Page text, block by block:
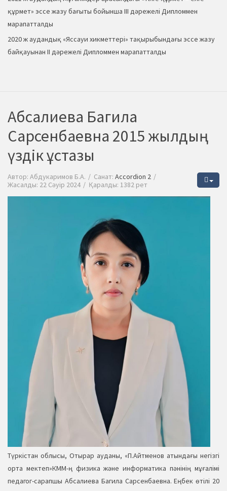
құрмет» эссе жазу бағыты бойынша ІІІ дәрежелі Дипломмен
марапатталды
2020 ж аудандық «Яссауи хикметтері» тақырыбындағы эссе жазу
байқауынан ІІ дәрежелі Дипломмен марапатталды
Абсалиева Багила
Сарсенбаевна 2015 жылдың
үздік ұстазы
Автор: Абдукаримов Б.А. Санат: Accordion 2
Жасалды: 22 Сәуір 2024
Қаралды: 1382 рет
Түркістан облысы, Отырар ауданы, «П.Айтменов атындағы негізгі
орта мектеп»КММ-ң физика және информатика пәнінің мұғалімі
педагог-сарапшы Абсалиева Багила Сарсенбаевна. Еңбек өтілі 20